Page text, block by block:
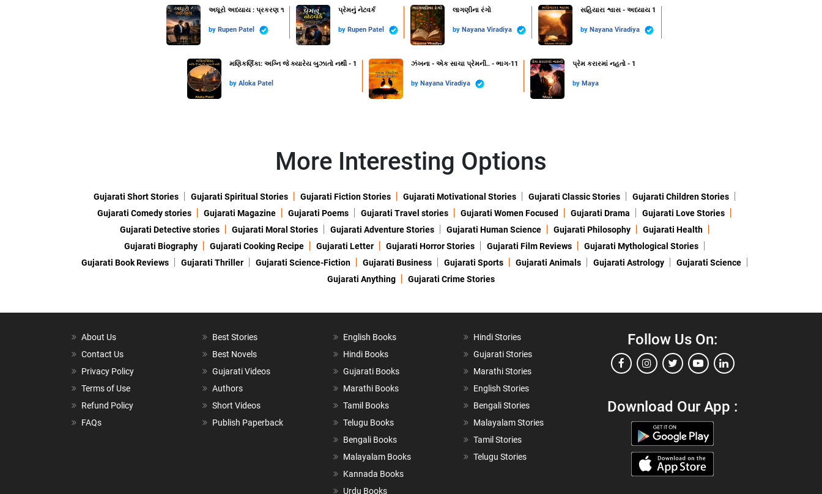
અધૂરો અધ્યાય : પ્રકરણ ૧
by Rupen Patel
પ્રેમનું નેટવર્ક
by Rupen Patel
લાગણીના રંગો
by Nayana Viradiya
સહિયારા શ્વાસ - અધ્યાય 1
by Nayana Viradiya
મણિકર્ણિકા: અગ્નિ જે ક્યારેય બુઝાતો નથી - 1
by Aloka Patel
ઝંખના - એક સાચા પ્રેમની.. - ભાગ-11
by Nayana Viradiya
પ્રેમ કરારમાં નહતો - 1
by Maya
More Interesting Options
Gujarati Short Stories Gujarati Spiritual Stories Gujarati Fiction Stories Gujarati Motivational Stories Gujarati Classic Stories
Gujarati Children Stories
Gujarati Comedy stories
Gujarati Magazine Gujarati Poems Gujarati Travel stories Gujarati Women Focused Gujarati Drama
Gujarati Love Stories
Gujarati Detective stories
Gujarati Moral Stories Gujarati Adventure Stories Gujarati Human Science Gujarati Philosophy
Gujarati Health
Gujarati Biography
Gujarati Cooking Recipe Gujarati Letter Gujarati Horror Stories Gujarati Film Reviews
Gujarati Mythological Stories
Gujarati Book Reviews
Gujarati Thriller Gujarati Science-Fiction Gujarati Business Gujarati Sports Gujarati Animals Gujarati Astrology
Gujarati Science
Gujarati Anything
Gujarati Crime Stories
About Us
Contact Us
Privacy Policy
Terms of Use
Refund Policy
FAQs
Best Stories
Best Novels
Gujarati Videos
Authors
Short Videos
Publish Paperback
English Books
Hindi Books
Gujarati Books
Marathi Books
Tamil Books
Telugu Books
Bengali Books
Malayalam Books
Kannada Books
Urdu Books
Hindi Stories
Gujarati Stories
Marathi Stories
English Stories
Bengali Stories
Malayalam Stories
Tamil Stories
Telugu Stories
Follow Us On:
Download Our App :